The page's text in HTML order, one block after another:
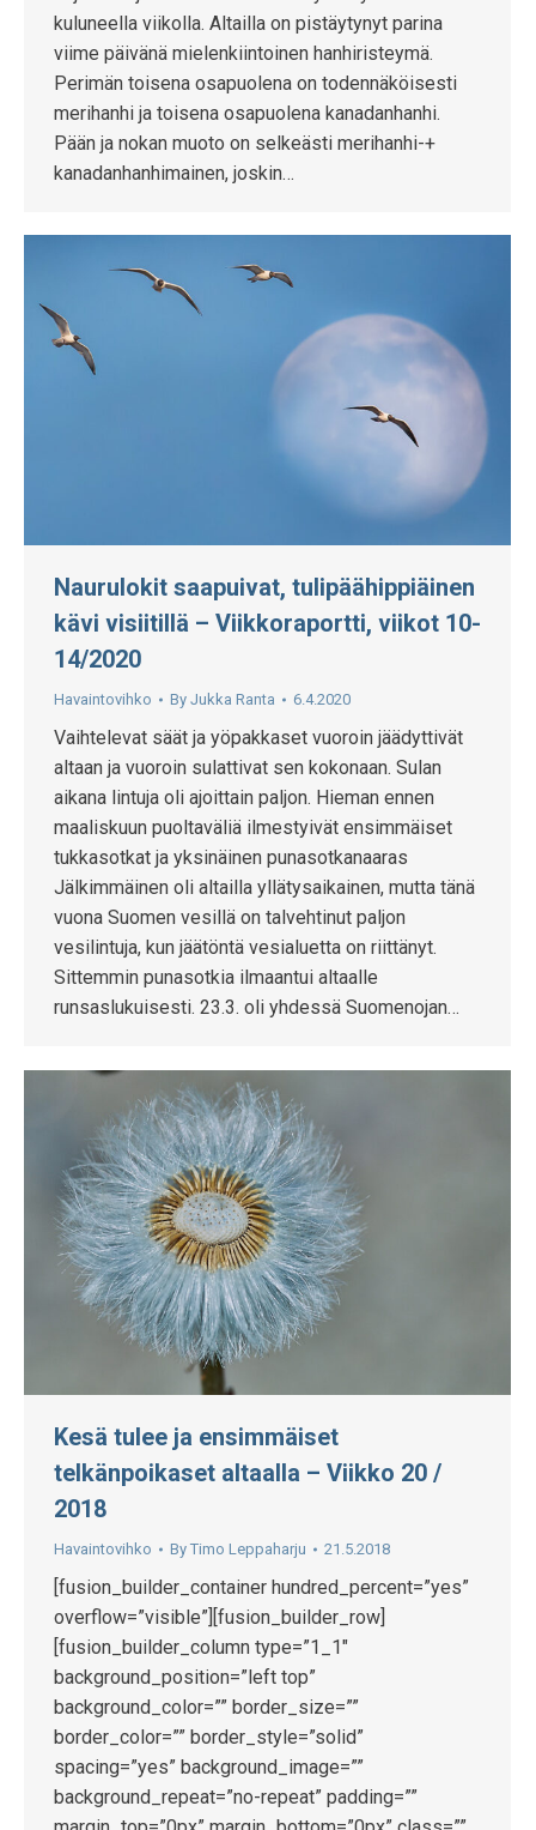
kuluneella viikolla. Altailla on pistäytynyt parina
viime päivänä mielenkiintoinen hanhiristeymä.
Perimän toisena osapuolena on todennäköisesti
merihanhi ja toisena osapuolena kanadanhanhi.
Pään ja nokan muoto on selkeästi merihanhi-+
kanadanhanhimainen, joskin…
Naurulokit saapuivat, tulipäähippiäinen
kävi visiitillä – Viikkoraportti, viikot 10-
14/2020
Havaintovihko By Jukka Ranta 6.4.2020
Vaihtelevat säät ja yöpakkaset vuoroin jäädyttivät
altaan ja vuoroin sulattivat sen kokonaan. Sulan
aikana lintuja oli ajoittain paljon. Hieman ennen
maaliskuun puoltaväliä ilmestyivät ensimmäiset
tukkasotkat ja yksinäinen punasotkanaaras
Jälkimmäinen oli altailla yllätysaikainen, mutta tänä
vuona Suomen vesillä on talvehtinut paljon
vesilintuja, kun jäätöntä vesialuetta on riittänyt.
Sittemmin punasotkia ilmaantui altaalle
runsaslukuisesti. 23.3. oli yhdessä Suomenojan…
Kesä tulee ja ensimmäiset
telkänpoikaset altaalla – Viikko 20 /
2018
Havaintovihko By Timo Leppaharju 21.5.2018
[fusion_builder_container hundred_percent=”yes”
overflow=”visible”][fusion_builder_row]
[fusion_builder_column type=”1_1″
background_position=”left top”
background_color=”” border_size=””
border_color=”” border_style=”solid”
spacing=”yes” background_image=””
background_repeat=”no-repeat” padding=””